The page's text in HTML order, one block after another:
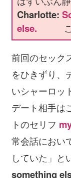
Charlotte:
else.
前回のセック
をひきずり、
いシャーロッ
デート相手は
トのセリフ
常会話におい
していた」と
something